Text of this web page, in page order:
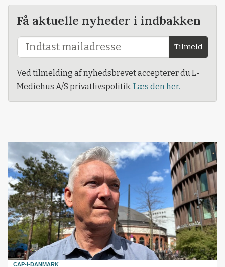
Få aktuelle nyheder i indbakken
Tilmeld
Ved tilmelding af nyhedsbrevet accepterer du L-
Mediehus A/S privatlivspolitik. Læs den her.
CAP-I-DANMARK